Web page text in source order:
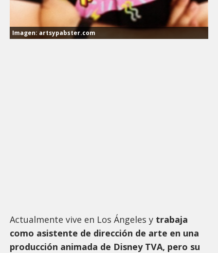
Imagen: artsypabster.com
Actualmente vive en Los Ángeles y trabaja
como asistente de dirección de arte en una
producción animada de Disney TVA, pero su